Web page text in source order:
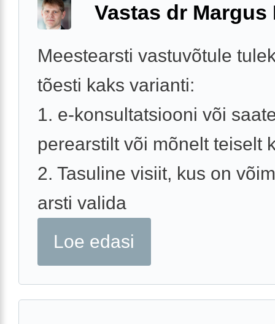
Vastas dr Margus
Meestearsti vastuvõtule
tõesti kaks varianti:
1. e-konsultatsiooni või
perearstilt või mõnelt teiselt
2. Tasuline visiit, kus on
arsti valida
Loe edasi